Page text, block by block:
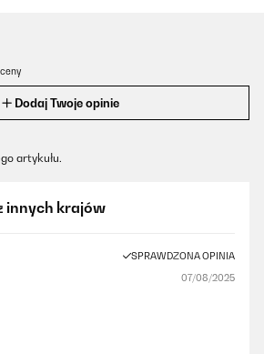
Dodaj Twoje opinie
artykułu.
innych krajów
SPRAWDZONA OPINIA
07/08/2025